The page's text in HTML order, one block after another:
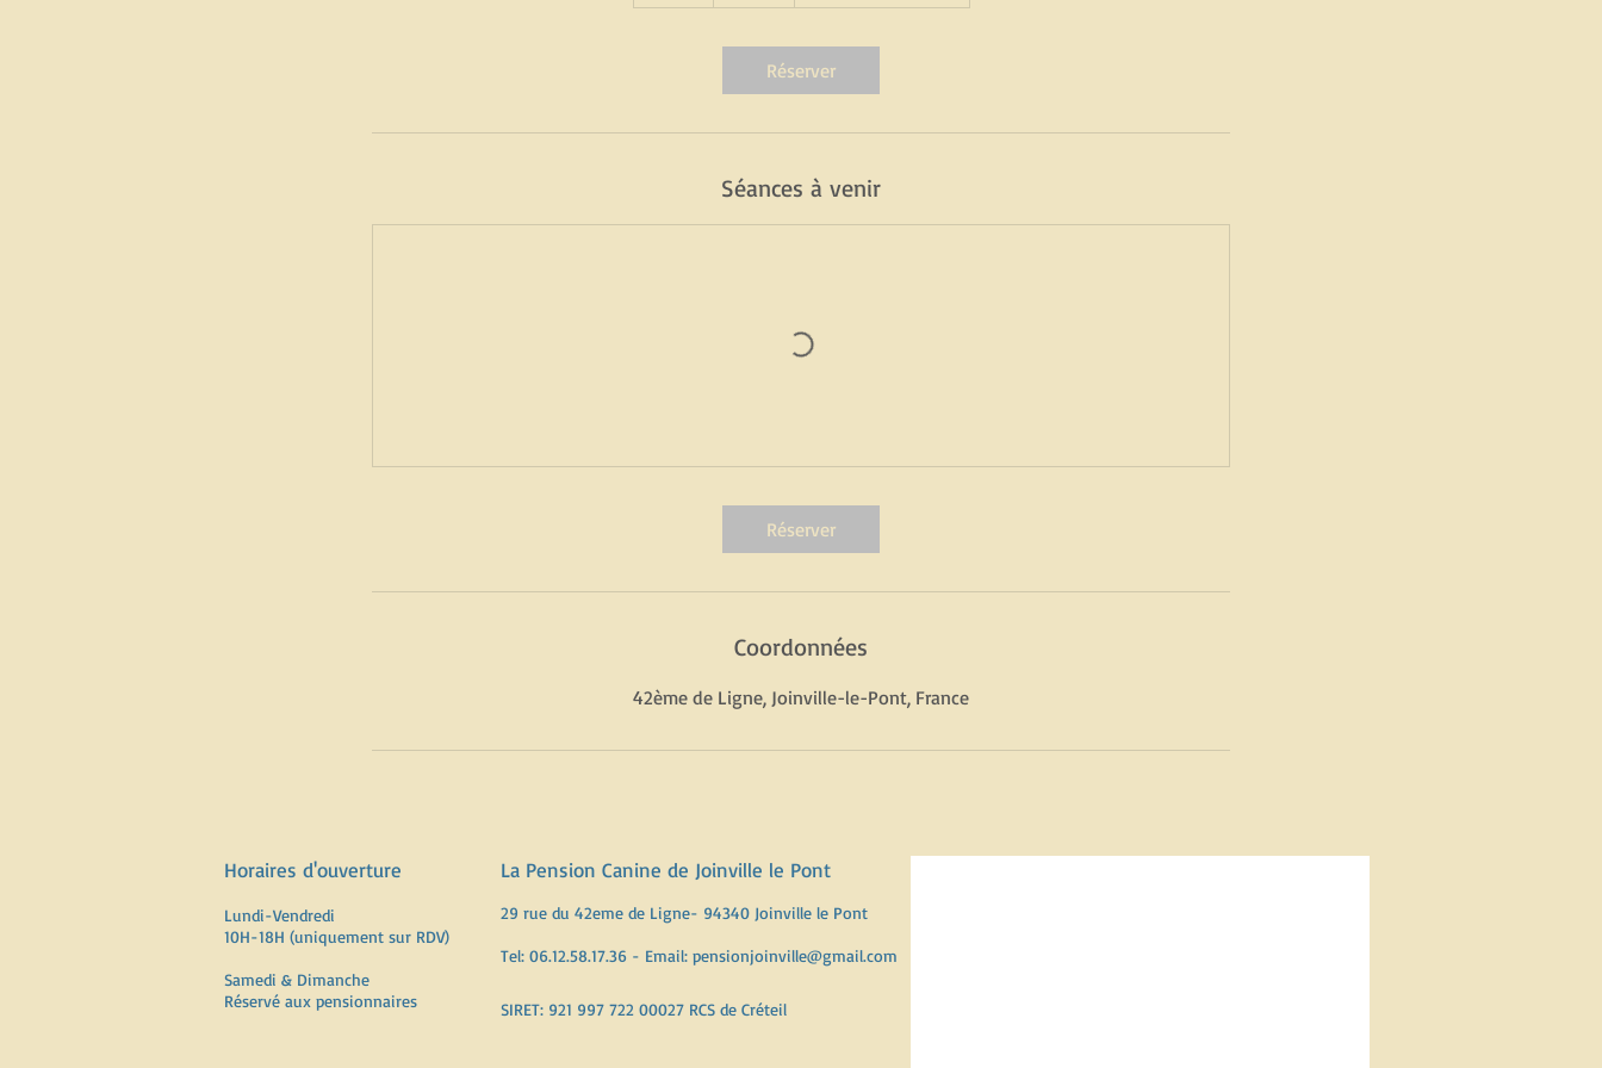
Réserver
Séances à venir
Réserver
Coordonnées
42ème de Ligne, Joinville-le-Pont, France
Horaires d'ouverture
Lundi-Vendredi
10H-18H (uniquement sur RDV)
Samedi & Dimanche
Réservé aux pensionnaires
La Pension Canine de Joinville le Pont
29 rue du 42eme de Ligne- 94340 Joinville le Pont
Tel: 06.12.58.17.36 - Email: pensionjoinville@gmail.com
SIRET: 921 997 722 00027 RCS de Créteil